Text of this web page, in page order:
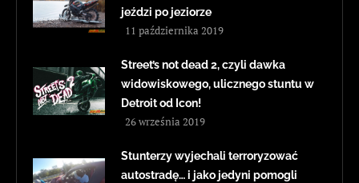
jeździ po jeziorze
11 października 2019
Street’s not dead 2, czyli dawka
widowiskowego, ulicznego stuntu w
Detroit od Icon!
26 września 2019
Stunterzy wyjechali terroryzować
autostradę… i jako jedyni pomogli